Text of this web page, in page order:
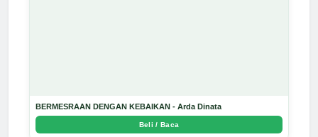
BERMESRAAN DENGAN KEBAIKAN - Arda Dinata
Beli / Baca